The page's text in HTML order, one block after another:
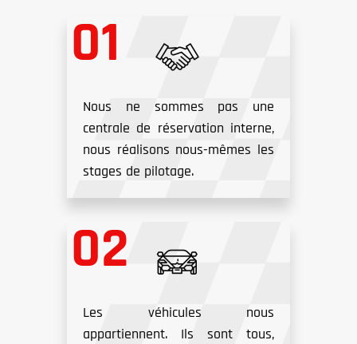
Nous ne sommes pas une
centrale de réservation interne,
nous réalisons nous-mêmes les
stages de pilotage.
Les véhicules nous
appartiennent. Ils sont tous,